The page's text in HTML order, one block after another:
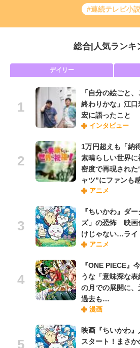
#連続テレビ小説
総合 人気ランキ
デイリー
「自分の絵ごと
終わりかな」江
宏に語ったこと
インタビュー
1万円超えも「納
素晴らしい世界
密度で再現され
ャツ”にファンも
アニメ
『ちいかわ』ダ
ズ」の恐怖 映画
けじゃない…ライ
アニメ
『ONE PIECE』
うな「意味深な
の月での展開に
過去も…
漫画
映画『ちいかわ
スタート！まさ